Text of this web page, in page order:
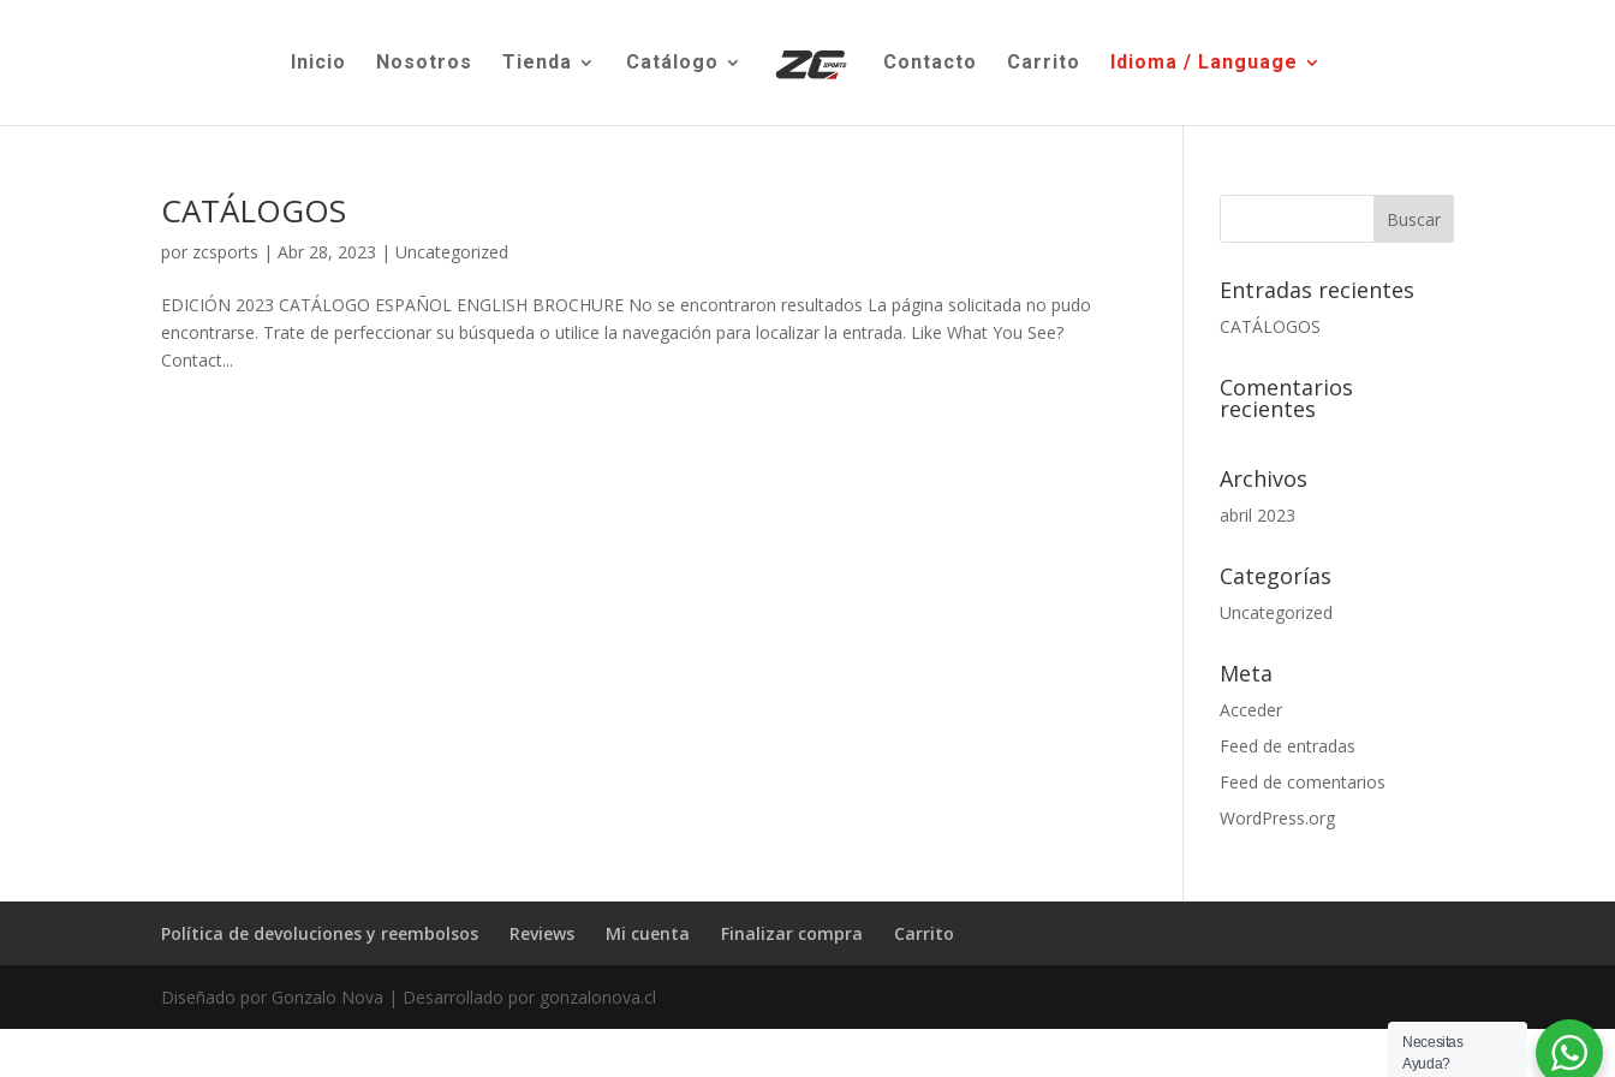
Inicio Nosotros Tienda Catálogo Contacto Carrito Idioma / Language
CATÁLOGOS
por zcsports |Abr 28, 2023 |Uncategorized
EDICIÓN 2023 CATÁLOGO ESPAÑOL ENGLISH BROCHURE No se encontraron resultados La página solicitada no pudo
encontrarse. Trate de perfeccionar su búsqueda o utilice la navegación para localizar la entrada. Like What You See?
Contact...
Entradas recientes
CATÁLOGOS
Comentarios
recientes
Archivos
abril 2023
Categorías
Uncategorized
Meta
Acceder
Feed de entradas
Feed de comentarios
WordPress.org
Política de devoluciones y reembolsos Reviews Mi cuenta Finalizar compra Carrito
Diseñado por Gonzalo Nova | Desarrollado por gonzalonova.cl
Necesitas
Ayuda?